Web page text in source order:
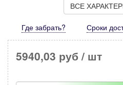
ВСЕ
Где забрать? Сроки
5940,03 руб / шт